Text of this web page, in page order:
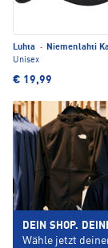
Luhta ·
Niemenlahti
Unisex
€ 19,99
DEIN SHOP.
Wähle jetzt